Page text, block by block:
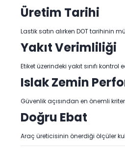
Üretim Tarihi
Lastik satın alırken DOT tarihinin
Yakıt Verimliliği
Etiket üzerindeki yakıt sınıfı kontrol
Islak Zemin
Güvenlik açısından en önemli
Doğru Ebat
Araç üreticisinin önerdiği ölçüler